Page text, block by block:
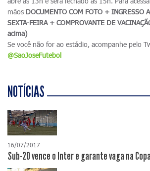
mãos DOCUMENTO COM FOTO + INGRESSO
SEXTA-FEIRA + COMPROVANTE DE
acima)
Se você não for ao estádio, acompanhe pelo
@SaoJoseFutebol
NOTÍCIAS
16/07/2017
Sub-20 vence o Inter e garante vaga na